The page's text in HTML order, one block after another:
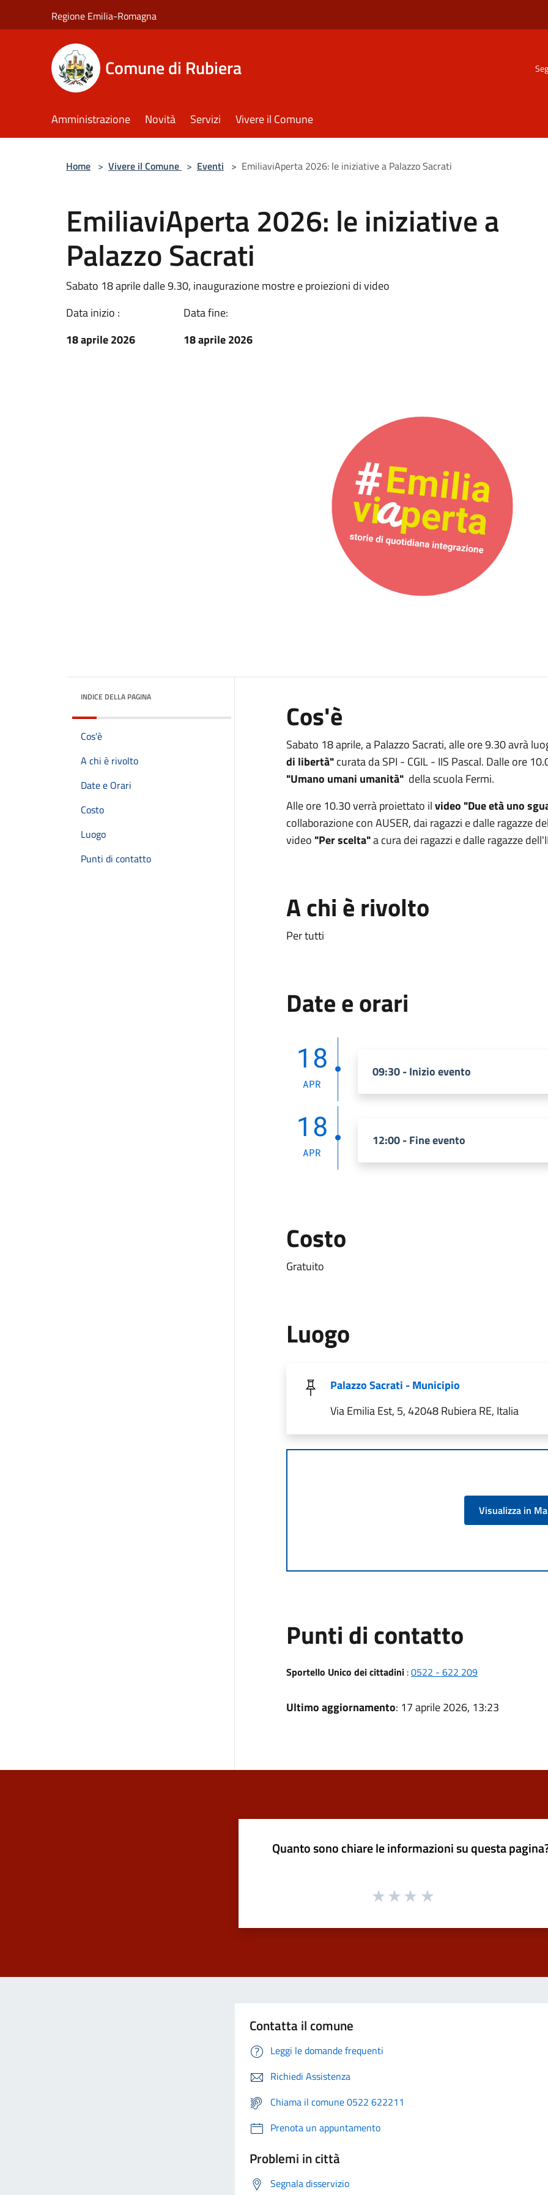
Regione Emilia-Romagna
Comune di Rubiera
Amministrazione Novità Servizi Vivere il Comune
Home > Vivere il Comune > Eventi > EmiliaviAperta 2026: le iniziative a Palazzo Sacrati
EmiliaviAperta 2026: le iniziative a
Palazzo Sacrati
Sabato 18 aprile dalle 9.30, inaugurazione mostre e proiezioni di video
Data inizio :
18 aprile 2026
Data fine:
18 aprile 2026
INDICE DELLA PAGINA
Cos'è
A chi è rivolto
Date e Orari
Costo
Luogo
Punti di contatto
Cos'è
Sabato 18 aprile, a Palazzo Sacrati, alle ore 9.30 avrà
di libertà"curata da SPI - CGIL - IIS Pascal. Dalle ore
"Umano umani umanità"della scuola Fermi.
Alle ore 10.30 verrà proiettato ilvideo "Due età uno
collaborazione con AUSER, dai ragazzi e dalle ragazze
video "Per scelta"a cura dei ragazzi e dalle ragazze
A chi è rivolto
Per tutti
Date e orari
18
APR
09:30 - Inizio evento
18
APR
12:00 - Fine evento
Costo
Gratuito
Luogo
Palazzo Sacrati - Municipio
Via Emilia Est, 5, 42048 Rubiera RE, Italia
Visualizza in
Punti di contatto
Sportello Unico dei cittadini:0522 - 622 209
Ultimo aggiornamento: 17 aprile 2026, 13:23
Quanto sono chiare le informazioni su questa
Contatta il comune
Leggi le domande frequenti
Richiedi Assistenza
Chiama il comune 0522 622211
Prenota un appuntamento
Problemi in città
Segnala disservizio